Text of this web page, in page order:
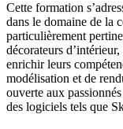
Cette formation
dans le domaine de la
particulièrement
décorateurs
enrichir leurs
modélisation et de
ouverte aux
des logiciels tels que